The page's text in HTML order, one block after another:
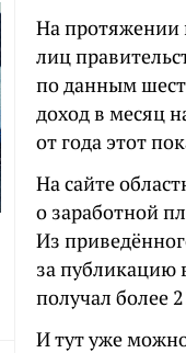
На протяжении
лиц
по данным
доход в месяц
от года этот
На сайте
о заработной
Из
за публикацию
получал более
И тут уже